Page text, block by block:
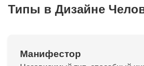
Типы в Дизайне
Манифестор